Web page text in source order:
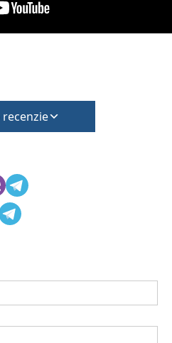
generale a casei
nu se acceptă
recenzie